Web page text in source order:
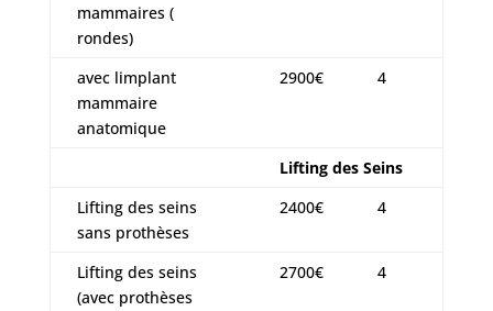
mammaires (
rondes)
avec limplant
mammaire
anatomique
2900€ 4
Lifting des Seins
Lifting des seins
sans prothèses
2400€ 4
Lifting des seins
(avec prothèses
2700€ 4